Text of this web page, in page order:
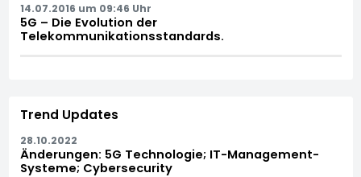
14.07.2016 um 09:46 Uhr
5G – Die Evolution der
Telekommunikationsstandards.
Trend Updates
28.10.2022
Änderungen: 5G Technologie; IT-Management-
Systeme; Cybersecurity